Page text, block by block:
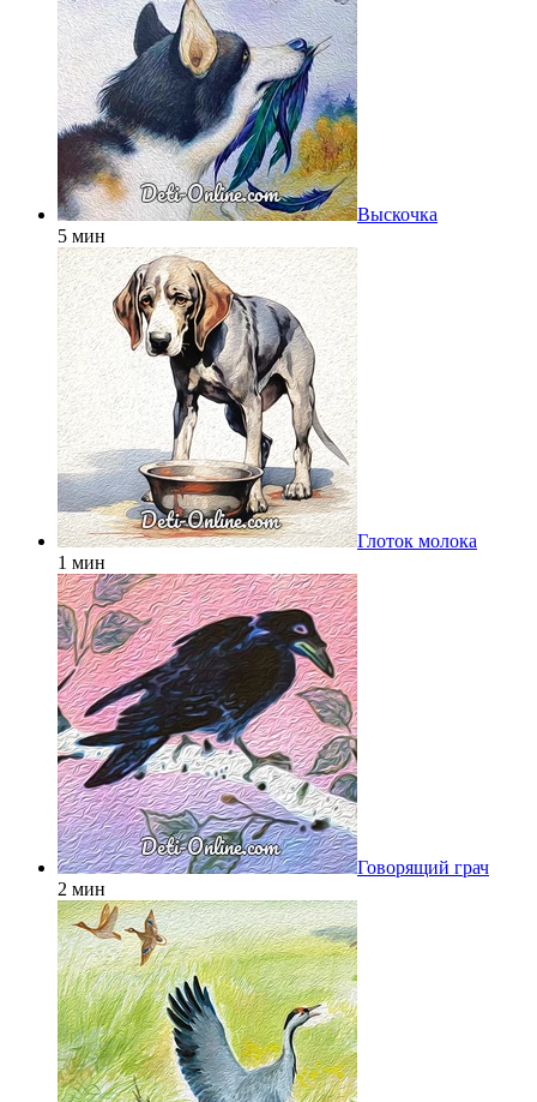
Выскочка
5 мин
Глоток молока
1 мин
Говорящий грач
2 мин